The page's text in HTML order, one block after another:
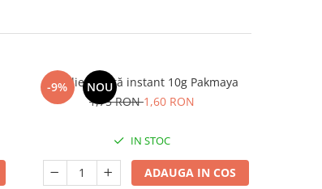
-9% NOU
Drojdie uscată instant 10g Pakmaya
1,75 RON1,60 RON
IN STOC
ADAUGA IN COS